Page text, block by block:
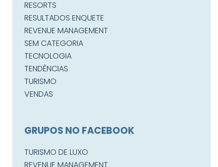
RESORTS
RESULTADOS ENQUETE
REVENUE MANAGEMENT
SEM CATEGORIA
TECNOLOGIA
TENDÊNCIAS
TURISMO
VENDAS
GRUPOS NO FACEBOOK
TURISMO DE LUXO
REVENUE MANAGEMENT